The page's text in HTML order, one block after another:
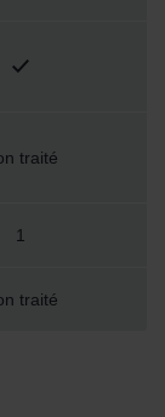
traité
1
traité